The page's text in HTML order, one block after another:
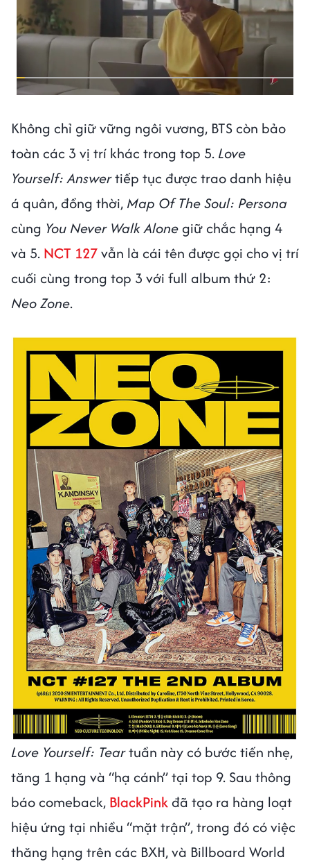
Không chỉ giữ vững ngôi vương, BTS còn bảo
toàn các 3 vị trí khác trong top 5. Love
Yourself: Answertiếp tục được trao danh hiệu
á quân, đồng thời, Map Of The Soul: Persona
cùng You Never Walk Alonegiữ chắc hạng 4
và 5. NCT 127vẫn là cái tên được gọi cho vị trí
cuối cùng trong top 3 với full album thứ 2:
Neo Zone.
Love Yourself: Teartuần này có bước tiến nhẹ,
tăng 1 hạng và “hạ cánh” tại top 9. Sau thông
báo comeback, BlackPinkđã tạo ra hàng loạt
hiệu ứng tại nhiều “mặt trận”, trong đó có việc
thăng hạng trên các BXH, và Billboard World